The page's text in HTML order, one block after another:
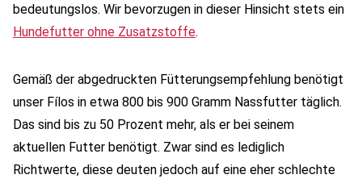
bedeutungslos. Wir bevorzugen in dieser Hinsicht stets ein
Hundefutter ohne Zusatzstoffe.
Gemäß der abgedruckten Fütterungsempfehlung benötigt
unser Fílos in etwa 800 bis 900 Gramm Nassfutter täglich.
Das sind bis zu 50 Prozent mehr, als er bei seinem
aktuellen Futter benötigt. Zwar sind es lediglich
Richtwerte, diese deuten jedoch auf eine eher schlechte